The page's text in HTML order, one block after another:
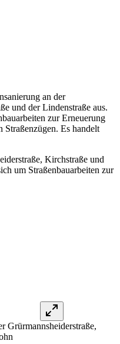
an der
und der Lindenstraße aus.
zur Erneuerung
Straßenzügen. Es handelt
Kirchstraße und
um Straßenbauarbeiten zur
Grürmannsheiderstraße,